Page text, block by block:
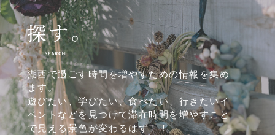
湖西で過ごす時間を増やすための情報を集め
ます。
遊びたい、学びたい、食べたい、行きたいイ
ベントなどを見つけて滞在時間を増やすこと
で見える景色が変わるはず！！